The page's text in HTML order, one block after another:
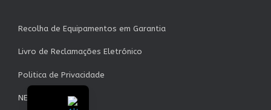
Recolha de Equipamentos em Garantia
Livro de Reclamações Eletrónico
Politica de Privacidade
NEWSLETTER